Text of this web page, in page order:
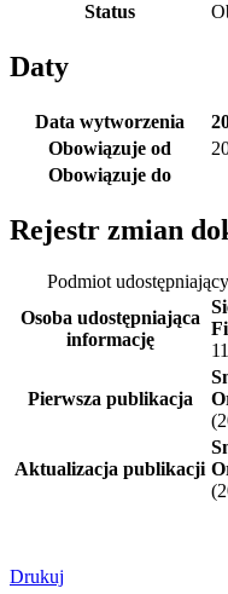
Status
Daty
Data wytworzenia
Obowiązuje od
Obowiązuje do
Rejestr zmian
Podmiot
Osoba udostępniająca
informację
Pierwsza publikacja
Aktualizacja publikacji
Drukuj